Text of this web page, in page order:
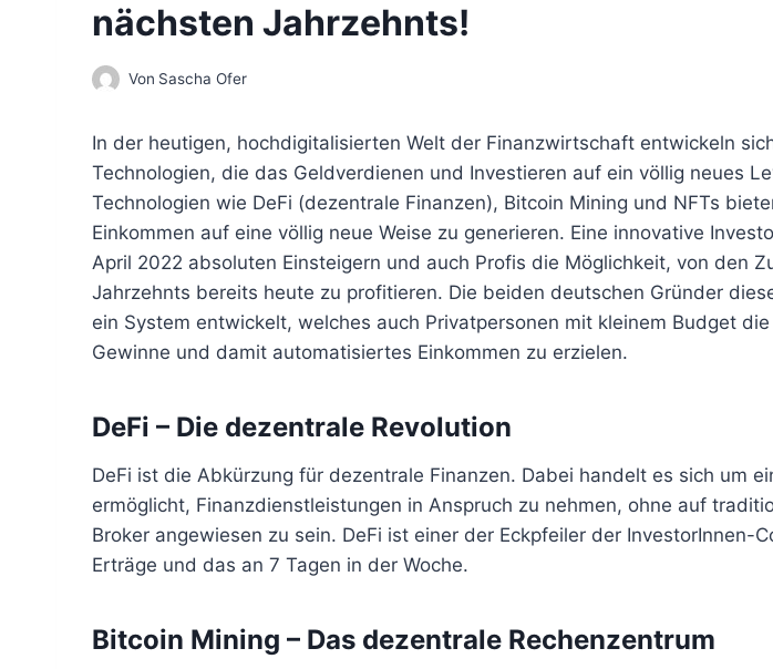
nächsten Jahrzehnts!
Von Sascha Ofer
In der heutigen, hochdigitalisierten Welt der Finanzwirtschaft entwickeln
Technologien, die das Geldverdienen und Investieren auf ein völlig neues
Technologien wie DeFi (dezentrale Finanzen), Bitcoin Mining und NFTs
Einkommen auf eine völlig neue Weise zu generieren. Eine innovative
April 2022 absoluten Einsteigern und auch Profis die Möglichkeit, von den
Jahrzehnts bereits heute zu profitieren. Die beiden deutschen Gründer
ein System entwickelt, welches auch Privatpersonen mit kleinem Budget
Gewinne und damit automatisiertes Einkommen zu erzielen.
DeFi – Die dezentrale Revolution
DeFi ist die Abkürzung für dezentrale Finanzen. Dabei handelt es sich um
ermöglicht, Finanzdienstleistungen in Anspruch zu nehmen, ohne auf
Broker angewiesen zu sein. DeFi ist einer der Eckpfeiler der InvestorInnen-
Erträge und das an 7 Tagen in der Woche.
Bitcoin Mining – Das dezentrale Rechenzentrum